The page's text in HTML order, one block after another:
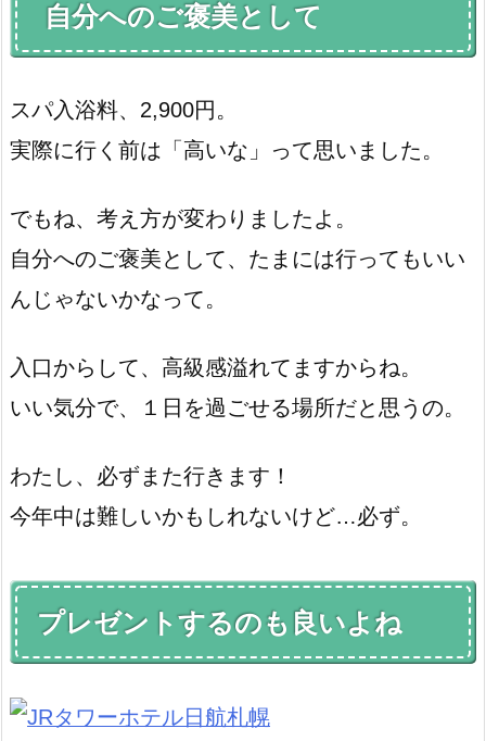
自分へのご褒美として
スパ入浴料、2,900円。
実際に行く前は「高いな」って思いました。
でもね、考え方が変わりましたよ。
自分へのご褒美として、たまには行ってもいい
んじゃないかなって。
入口からして、高級感溢れてますからね。
いい気分で、１日を過ごせる場所だと思うの。
わたし、必ずまた行きます！
今年中は難しいかもしれないけど…必ず。
プレゼントするのも良いよね